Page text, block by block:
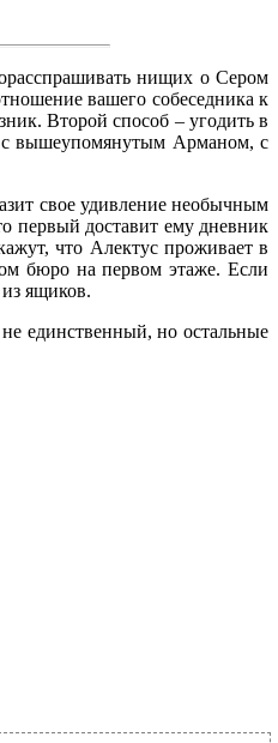
нищих о Сером
вашего собеседника к
Второй способ – угодить в
с вышеупомянутым Арманом, с
свое удивление необычным
первый доставит ему дневник
что Алектус проживает в
бюро на первом этаже. Если
ящиков.
единственный, но остальные